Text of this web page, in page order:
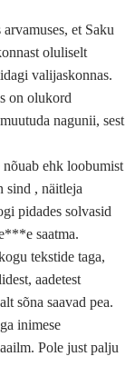
et Saku
oluliselt
valijaskonnas.
on olukord
nagunii, sest
nõuab ehk loobumist
sind , näitleja
pidades solvasid
saatma.
tekstide taga,
aadetest
sõna saavad pea.
inimese
Pole just palju